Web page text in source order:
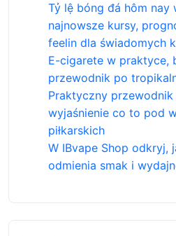
Tỷ lệ bóng đá hôm nay
najnowsze kursy,
feelin dla świadomych
E-cigarete w praktyce,
przewodnik po
Praktyczny
wyjaśnienie co to pod
piłkarskich
W IBvape Shop odkryj,
odmienia smak i